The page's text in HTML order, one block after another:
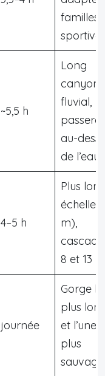
familles
~5,5 h
Long
canyon
fluvial,
au-
de l’eau
4–5 h
Plus
échelle
m),
8 et 13 m
journée
Gorge la
plus
et l’une
plus